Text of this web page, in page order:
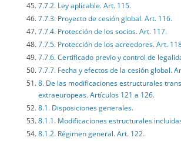
7.7.2. Ley aplicable. Art. 115.
7.7.3. Proyecto de cesión global. Art. 116.
7.7.4. Protección de los socios. Art. 117.
7.7.5. Protección de los acreedores. Art.
7.7.6. Certificado previo y control de
7.7.7. Fecha y efectos de la cesión global.
8. De las modificaciones estructurales
extraeuropeas. Artículos 121 a 126.
8.1. Disposiciones generales.
8.1.1. Modificaciones estructurales
8.1.2. Régimen general. Art. 122.